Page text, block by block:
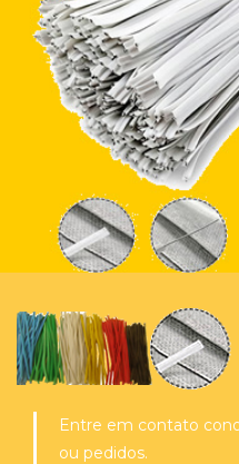
Entre em contato
ou pedidos.